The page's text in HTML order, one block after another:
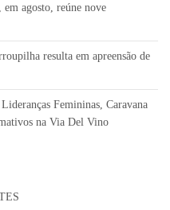
agosto, reúne nove
resulta em apreensão de
Femininas, Caravana
na Via Del Vino